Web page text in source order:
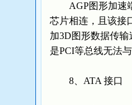
AGP图形加速端
芯片相连，且该接
加3D图形数据传
是PCI等总线无法
8、ATA 接口